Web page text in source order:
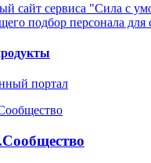
сайт сервиса "Сила с
подбор персонала для
портал